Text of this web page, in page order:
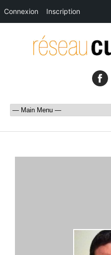
Connexion Inscription